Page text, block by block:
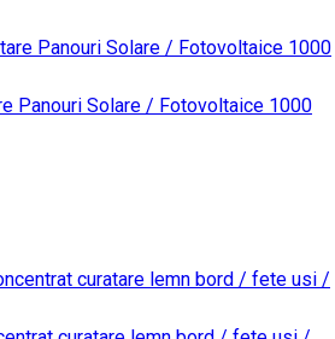
Panouri Solare / Fotovoltaice 1000